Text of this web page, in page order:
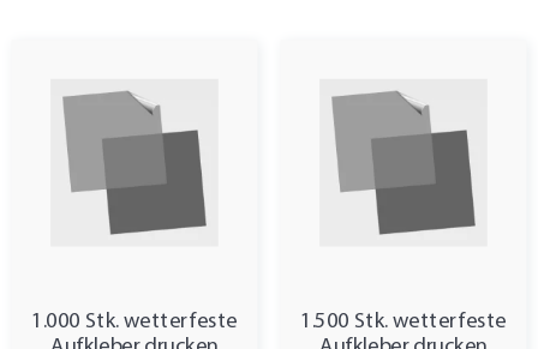
1.000 Stk. wetterfeste 1.500 Stk. wetterfeste